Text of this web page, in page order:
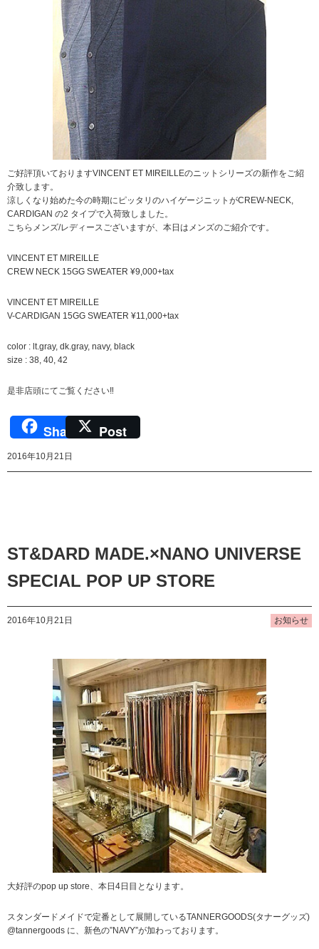
ご好評頂いておりますVINCENT ET MIREILLEのニットシリーズの新作をご紹
介致します。
涼しくなり始めた今の時期にピッタリのハイゲージニットがCREW-NECK,
CARDIGAN の2 タイプで入荷致しました。
こちらメンズ/レディースございますが、本日はメンズのご紹介です。
VINCENT ET MIREILLE
CREW NECK 15GG SWEATER ¥9,000+tax
VINCENT ET MIREILLE
V-CARDIGAN 15GG SWEATER ¥11,000+tax
color : lt.gray, dk.gray, navy, black
size : 38, 40, 42
是非店頭にてご覧ください‼︎
Share Post
2016年10月21日
ST&DARD MADE.×NANO UNIVERSE
SPECIAL POP UP STORE
2016年10月21日 お知らせ
大好評のpop up store、本日4日目となります。
スタンダードメイドで定番として展開しているTANNERGOODS(タナーグッズ)
@tannergoods に、新色の”NAVY”が加わっております。